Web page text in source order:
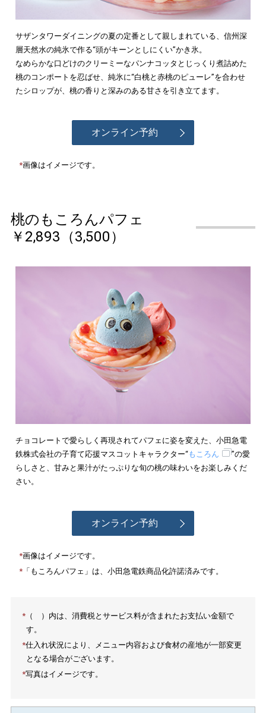
サザンタワーダイニングの夏の定番として親しまれている、信州深
層天然水の純氷で作る“頭がキーンとしにくい”かき氷。
なめらかな口どけのクリーミーなパンナコッタとじっくり煮詰めた
桃のコンポートを忍ばせ、純氷に“白桃と赤桃のピューレ”を合わせ
たシロップが、桃の香りと深みのある甘さを引き立てます。
オンライン予約
画像はイメージです。
桃のもころんパフェ
￥2,893（3,500）
チョコレートで愛らしく再現されてパフェに姿を変えた、小田急電
鉄株式会社の子育て応援マスコットキャラクター“もころん
”の愛
らしさと、甘みと果汁がたっぷりな旬の桃の味わいをお楽しみくだ
さい。
オンライン予約
画像はイメージです。
「もころんパフェ」は、小田急電鉄商品化許諾済みです。
（ ）内は、消費税とサービス料が含まれたお支払い金額で
す。
仕入れ状況により、メニュー内容および食材の産地が一部変更
となる場合がございます。
写真はイメージです。